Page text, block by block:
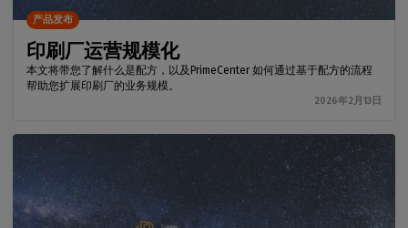
印刷厂运营规模化
本文将带您了解什么是配方，以及PrimeCenter 如何通过基于配方的流程
帮助您扩展印刷厂的业务规模。
2026年2月13日
产品发布